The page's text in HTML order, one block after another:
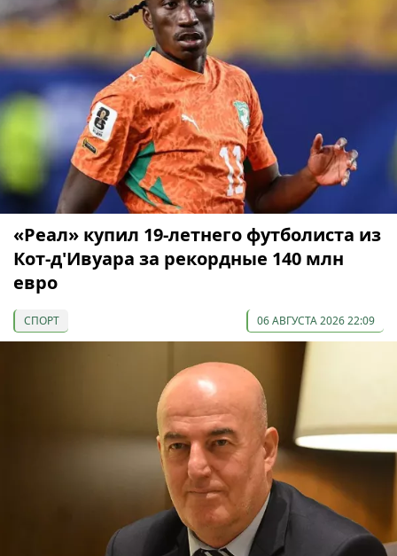
«Реал» купил 19-летнего футболиста из
Кот-д'Ивуара за рекордные 140 млн
евро
СПОРТ 06 АВГУСТА 2026 22:09